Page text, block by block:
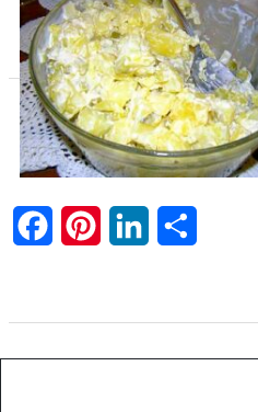
FacebookPinterestLinkedIn